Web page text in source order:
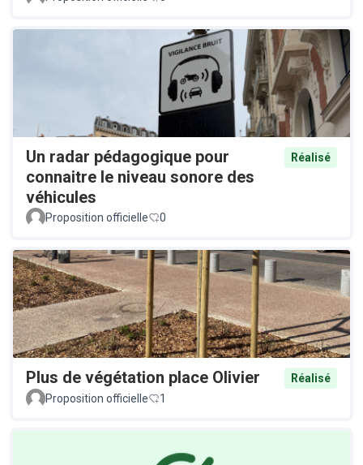
Un radar pédagogique pour
connaitre le niveau sonore des
véhicules
Réalisé
Proposition officielle 0
Plus de végétation place Olivier
Réalisé
Proposition officielle
1